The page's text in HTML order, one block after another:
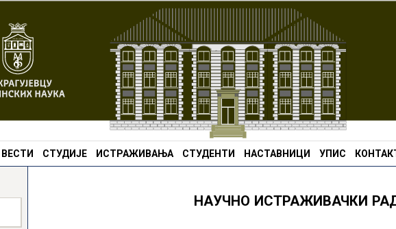
ВЕСТИ СТУДИЈЕ ИСТРАЖИВАЊА СТУДЕНТИ НАСТАВНИЦИ УПИС
НАУЧНО ИСТРАЖИВАЧКИ